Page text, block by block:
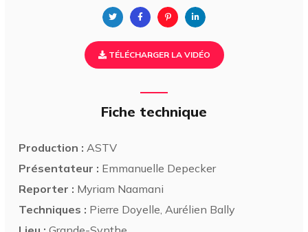
TÉLÉCHARGER LA VIDÉO
Fiche technique
Production : ASTV
Présentateur : Emmanuelle Depecker
Reporter : Myriam Naamani
Techniques : Pierre Doyelle, Aurélien Bally